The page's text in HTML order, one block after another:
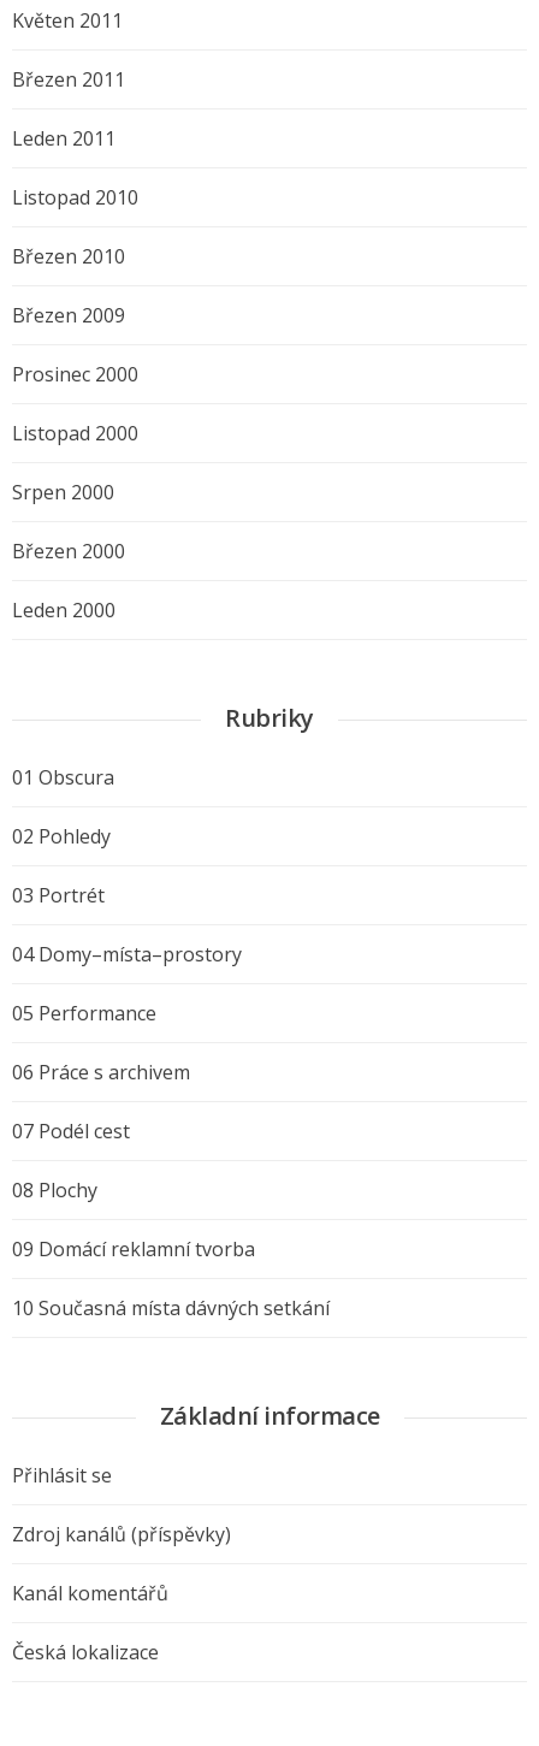
Květen 2011
Březen 2011
Leden 2011
Listopad 2010
Březen 2010
Březen 2009
Prosinec 2000
Listopad 2000
Srpen 2000
Březen 2000
Leden 2000
Rubriky
01 Obscura
02 Pohledy
03 Portrét
04 Domy–místa–prostory
05 Performance
06 Práce s archivem
07 Podél cest
08 Plochy
09 Domácí reklamní tvorba
10 Současná místa dávných setkání
Základní informace
Přihlásit se
Zdroj kanálů (příspěvky)
Kanál komentářů
Česká lokalizace